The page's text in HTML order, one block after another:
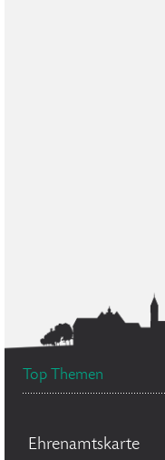
Top Themen
Ehrenamtskarte